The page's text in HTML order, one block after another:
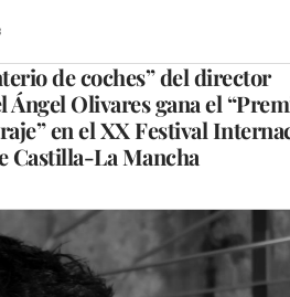
de coches” del director
Olivares gana el
en el XX Festival
Castilla-La Mancha